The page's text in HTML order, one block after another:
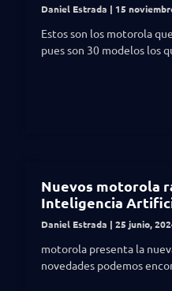
Daniel Estrada 15
Estos son los motorola
pues son 30 modelos los
Nuevos motorola
Inteligencia
Daniel Estrada 25 junio,
motorola presenta la
novedades podemos